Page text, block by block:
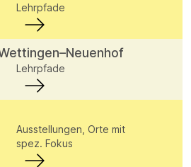
Lehrpfade
Lehrpfade
Ausstellungen, Orte mit
spez. Fokus